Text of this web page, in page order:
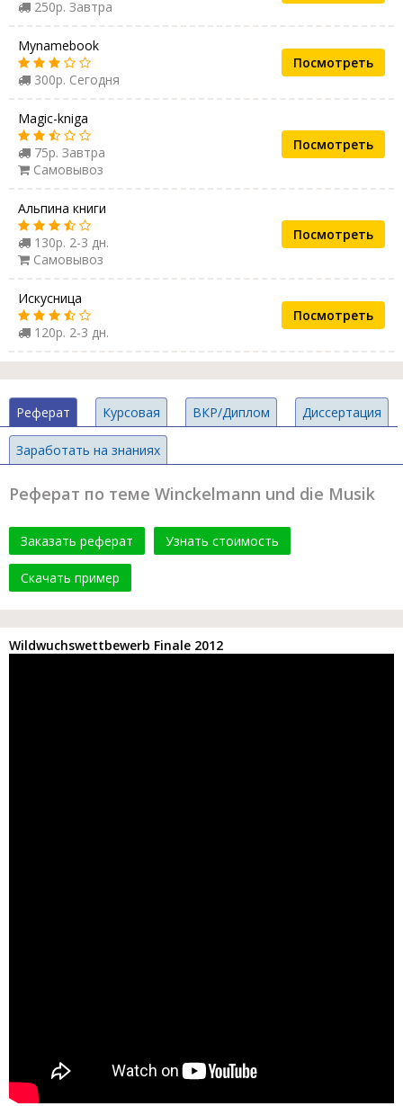
250р. Завтра
Mynamebook
300р. Сегодня
Посмотреть
Magic-kniga
75р. Завтра
Самовывоз
Посмотреть
Альпина книги
130р. 2-3 дн.
Самовывоз
Посмотреть
Искусница
120р. 2-3 дн.
Посмотреть
Реферат Курсовая ВКР/Диплом Диссертация
Заработать на знаниях
Реферат по теме Winckelmann und die Musik
Заказать реферат Узнать стоимость
Скачать пример
Wildwuchswettbewerb Finale 2012